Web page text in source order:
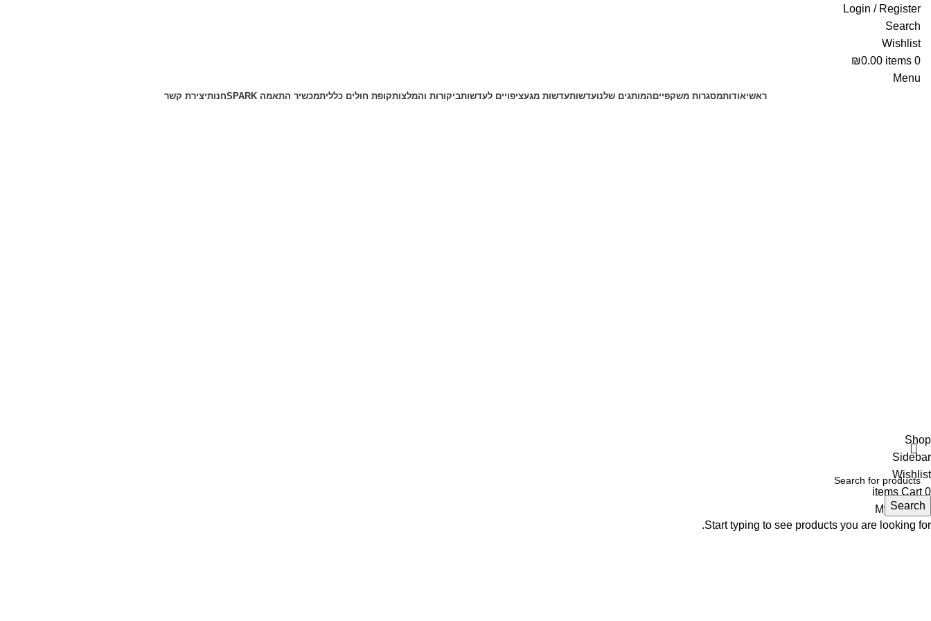
Login / Register
Search
Wishlist
0
items
₪0.00
Menu
ראשיאודותמסגרות משקפייםהמותגים שלנועדשותעדשות מגעציפויים לעדשותביקורות והמלצותקופת חולים כלליתמכשיר התאמה SPARK חנותיצירת קשר
Search
Start typing to see products you are looking for.
Shop
Sidebar
Wishlist
0
items Cart
My account